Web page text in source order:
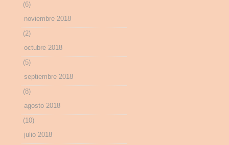
(6)
noviembre 2018
(2)
octubre 2018
(5)
septiembre 2018
(8)
agosto 2018
(10)
julio 2018